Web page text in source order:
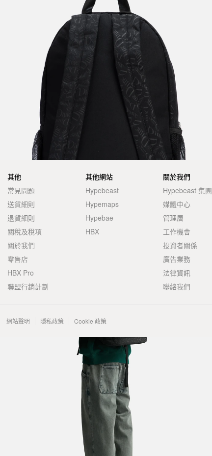
其他
常見問題
送貨細則
退貨細則
關稅及稅項
關於我們
零售店
HBX Pro
聯盟行銷計劃
其他網站
Hypebeast
Hypemaps
Hypebae
HBX
關於我們
Hypebeast 集團
媒體中心
管理層
工作機會
投資者關係
廣告業務
法律資訊
聯絡我們
網站聲明 隱私政策 Cookie 政策